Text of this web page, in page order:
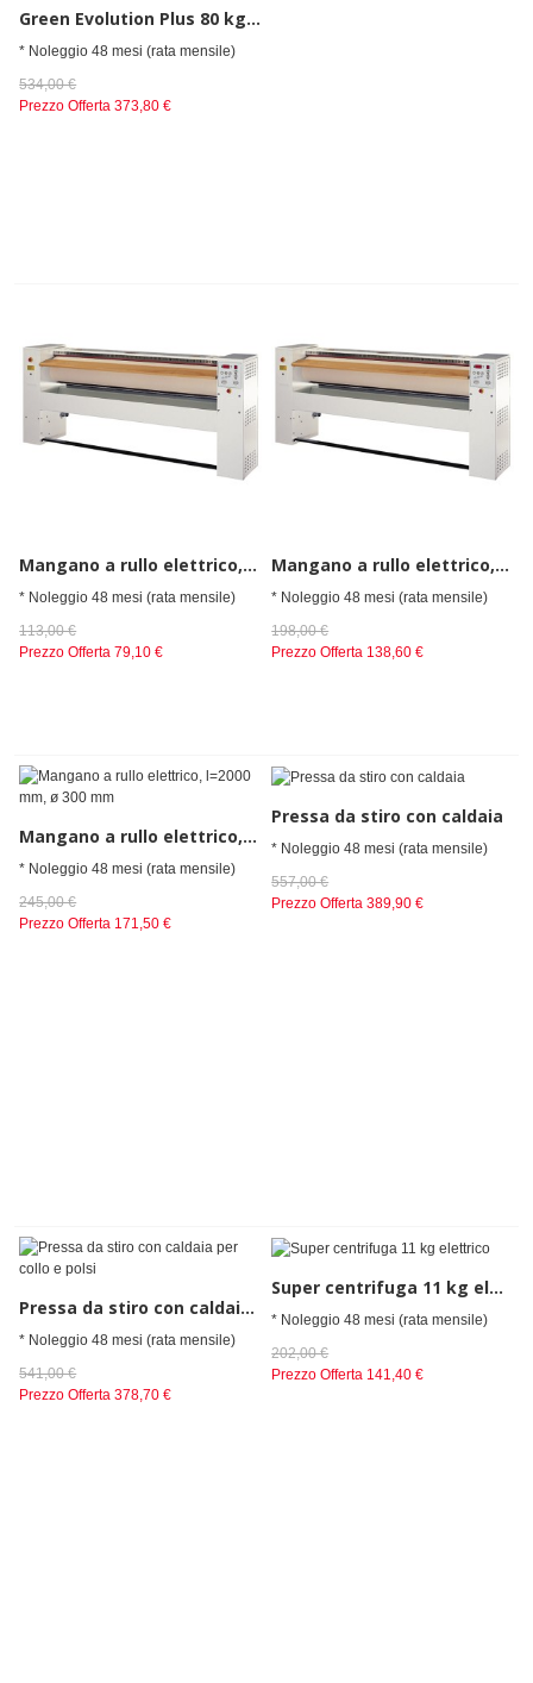
Green Evolution Plus 80 kg elettrico
* Noleggio 48 mesi (rata mensile)
534,00 €
Prezzo Offerta 373,80 €
Mangano a rullo elettrico, l=1400 mm, ø 250 mm
* Noleggio 48 mesi (rata mensile)
113,00 €
Prezzo Offerta 79,10 €
Mangano a rullo elettrico, l=1600 mm, ø 300 mm
* Noleggio 48 mesi (rata mensile)
198,00 €
Prezzo Offerta 138,60 €
Mangano a rullo elettrico, l=2000 mm, ø 300 mm
* Noleggio 48 mesi (rata mensile)
245,00 €
Prezzo Offerta 171,50 €
Pressa da stiro con caldaia
* Noleggio 48 mesi (rata mensile)
557,00 €
Prezzo Offerta 389,90 €
Pressa da stiro con caldaia per collo e polsi
* Noleggio 48 mesi (rata mensile)
541,00 €
Prezzo Offerta 378,70 €
Super centrifuga 11 kg elettrico
* Noleggio 48 mesi (rata mensile)
202,00 €
Prezzo Offerta 141,40 €